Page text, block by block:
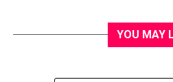
YOU MAY